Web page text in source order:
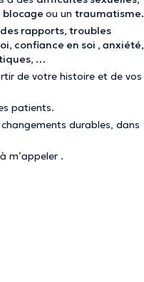
blocage ou un traumatisme.
rapports, troubles
confiance en soi , anxiété,
…
de votre histoire et de vos
patients.
durables, dans
m’appeler .